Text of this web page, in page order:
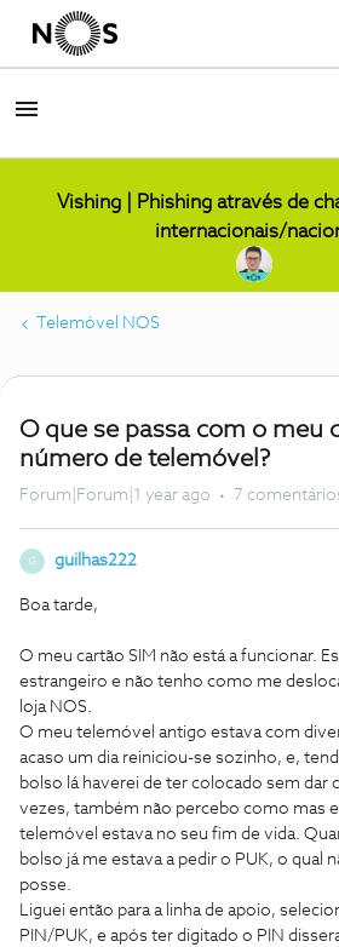
Vishing | Phishing através de
internacionais/
Telemóvel NOS
O que se passa com o meu
número de telemóvel?
Forum|Forum|1 year ago 7
G guilhas222
Boa tarde,
O meu cartão SIM não está a funcionar.
estrangeiro e não tenho como me
loja NOS.
O meu telemóvel antigo estava com
acaso um dia reiniciou-se sozinho, e,
bolso lá haverei de ter colocado sem dar
vezes, também não percebo como mas
telemóvel estava no seu fim de vida.
bolso já me estava a pedir o PUK, o qual
posse.
Liguei então para a linha de apoio,
PIN/PUK, e após ter digitado o PIN